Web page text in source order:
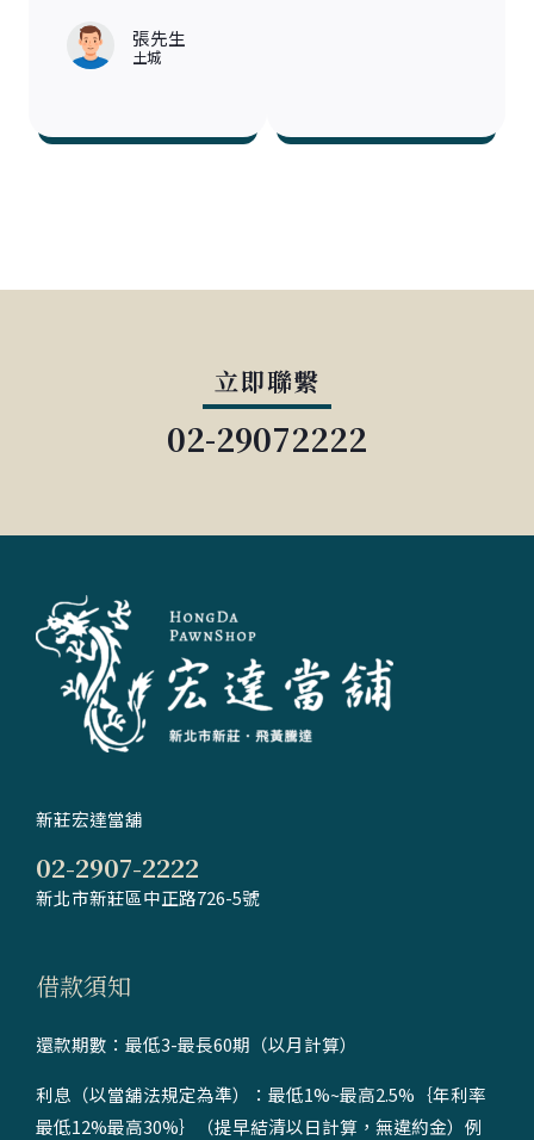
張先生
土城
立即聯繫
02-29072222
新莊宏達當舖
02-2907-2222
新北市新莊區中正路726-5號
借款須知
還款期數：最低3-最長60期（以月計算）
利息（以當舖法規定為準）：最低1%~最高2.5%｛年利率
最低12%最高30%｝（提早結清以日計算，無違約金）例